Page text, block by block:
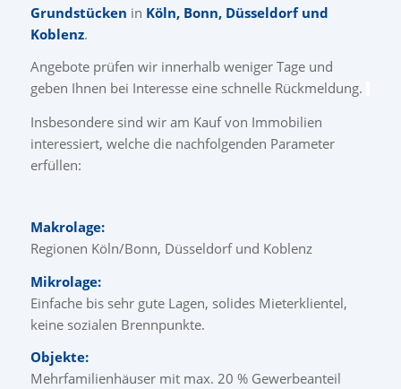
Grundstücken in Köln, Bonn, Düsseldorf und
Koblenz.
Angebote prüfen wir innerhalb weniger Tage und
geben Ihnen bei Interesse eine schnelle Rückmeldung.
Insbesondere sind wir am Kauf von Immobilien
interessiert, welche die nachfolgenden Parameter
erfüllen:
Makrolage:
Regionen Köln/Bonn, Düsseldorf und Koblenz
Mikrolage:
Einfache bis sehr gute Lagen, solides Mieterklientel,
keine sozialen Brennpunkte.
Objekte:
Mehrfamilienhäuser mit max. 20 % Gewerbeanteil